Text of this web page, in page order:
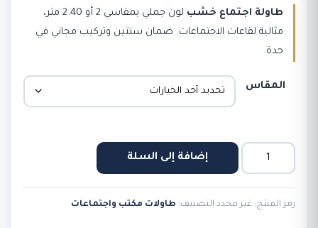
طاولة اجتماع خشب
لون جملي بمقاسي 2 أو 2.40 متر،
مثالية لقاعات الاجتماعات. ضمان سنتين وتركيب مجاني في
جدة.
المقاس
طاولة
اجتماع
خشب
إضافة إلى السلة
رمز المنتج: غير محدد التصنيف: طاولات مكتب واجتماعات